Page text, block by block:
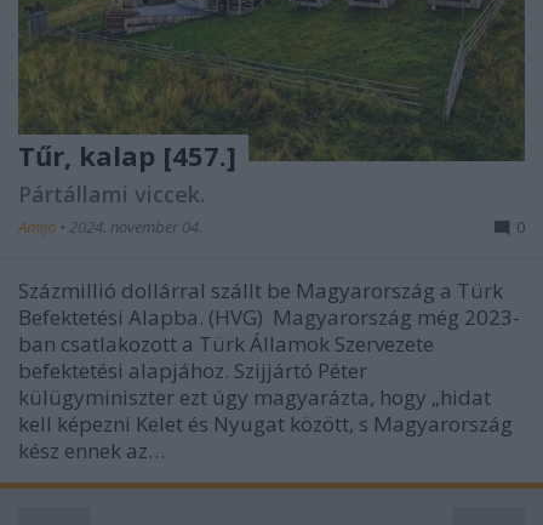
Tűr, kalap [457.]
Pártállami viccek.
Amijo • 2024. november 04. 0
Százmillió dollárral szállt be Magyarország a Türk
Befektetési Alapba. (HVG) Magyarország még 2023-
ban csatlakozott a Türk Államok Szervezete
befektetési alapjához. Szijjártó Péter
külügyminiszter ezt úgy magyarázta, hogy „hidat
kell képezni Kelet és Nyugat között, s Magyarország
kész ennek az…